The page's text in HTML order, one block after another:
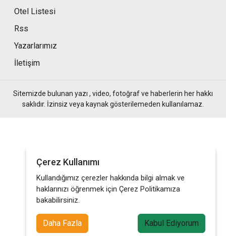
Otel Listesi
Rss
Yazarlarımız
İletişim
Sitemizde bulunan yazı , video, fotoğraf ve haberlerin her hakkı
saklıdır. İzinsiz veya kaynak gösterilemeden kullanılamaz.
Çerez Kullanımı
Kullandığımız çerezler hakkında bilgi almak ve
haklarınızı öğrenmek için Çerez Politikamıza
bakabilirsiniz.
Daha Fazla Kabul Ediyorum